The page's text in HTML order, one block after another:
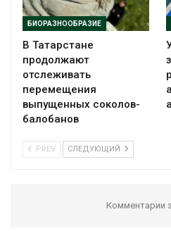
БИОРАЗНООБРАЗИЕ
В Татарстане
продолжают
отслеживать
перемещения
выпущенных соколов-
балобанов
PREV СЛЕДУЮЩИЙ
Комментарии